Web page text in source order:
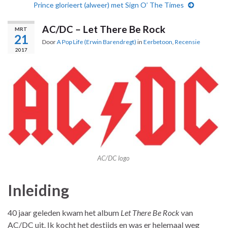
Prince glorieert (alweer) met Sign O’ The Times
MRT
21
2017
AC/DC – Let There Be Rock
DoorA Pop Life (Erwin Barendregt) in Eerbetoon, Recensie
AC/DC logo
Inleiding
40 jaar geleden kwam het album Let There Be Rockvan
AC/DC uit. Ik kocht het destijds en was er helemaal weg